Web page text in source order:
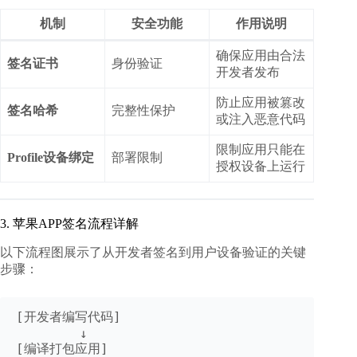
机制 安全功能 作用说明
签名证书 身份验证
确保应用由合法
开发者发布
签名哈希 完整性保护
防止应用被篡改
或注入恶意代码
Profile设备绑定 部署限制
限制应用只能在
授权设备上运行
3. 苹果APP签名流程详解
以下流程图展示了从开发者签名到用户设备验证的关键
步骤：
[开发者编写代码]
[编译打包应用]